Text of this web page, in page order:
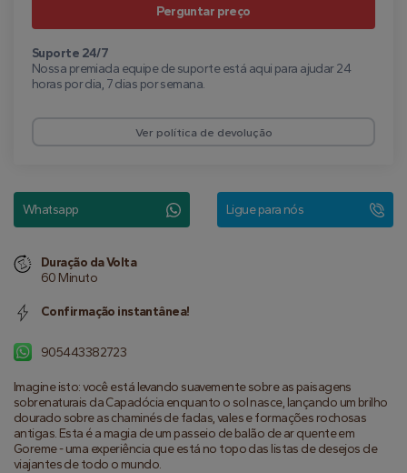
Imagine isto: você está levando suavemente sobre as paisagens
sobrenaturais da Capadócia enquanto o sol nasce, lançando um brilho
dourado sobre as chaminés de fadas, vales e formações rochosas
antigas. Esta é a magia de um passeio de balão de ar quente em
Goreme - uma experiência que está no topo das listas de desejos de
viajantes de todo o mundo.
Perguntar preço
Suporte 24/7
Nossa premiada equipe de suporte está aqui para ajudar 24
horas por dia, 7 dias por semana.
Ver política de devolução
Whatsapp Ligue para nós
Duração da Volta
60 Minuto
Confirmação instantânea!
905443382723